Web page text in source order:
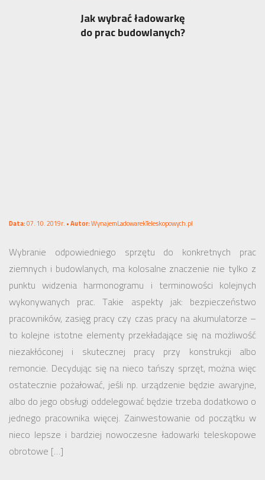
Jak wybrać ładowarkę
do prac budowlanych?
Data:07. 10. 2019r. •Autor:WynajemLadowarekTeleskopowych.pl
Wybranie odpowiedniego sprzętu do konkretnych prac
ziemnych i budowlanych, ma kolosalne znaczenie nie tylko z
punktu widzenia harmonogramu i terminowości kolejnych
wykonywanych prac. Takie aspekty jak: bezpieczeństwo
pracowników, zasięg pracy czy czas pracy na akumulatorze –
to kolejne istotne elementy przekładające się na możliwość
niezakłóconej i skutecznej pracy przy konstrukcji albo
remoncie. Decydując się na nieco tańszy sprzęt, można więc
ostatecznie pożałować, jeśli np. urządzenie będzie awaryjne,
albo do jego obsługi oddelegować będzie trzeba dodatkowo o
jednego pracownika więcej. Zainwestowanie od początku w
nieco lepsze i bardziej nowoczesne ładowarki teleskopowe
obrotowe […]